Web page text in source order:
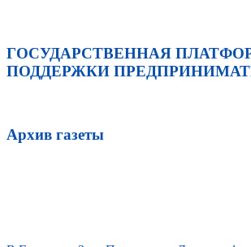
ГОСУДАРСТВЕННАЯ
ПОДДЕРЖКИ
Архив газеты